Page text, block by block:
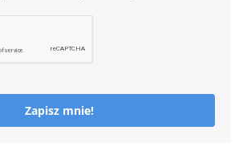
Zapisz mnie!